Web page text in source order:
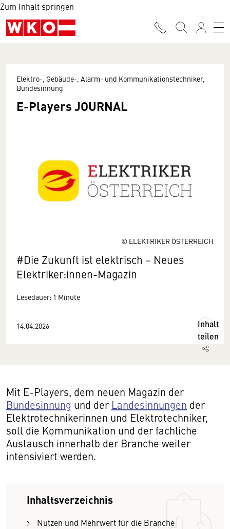
Zum Inhalt springen
© ELEKTRIKER ÖSTERREICH
Elektro-, Gebäude-, Alarm- und Kommunikationstechniker,
Bundesinnung
E-Players JOURNAL
#Die Zukunft ist elektrisch − Neues
Elektriker:innen-Magazin
Lesedauer: 1 Minute
14.04.2026
Inhalt
teilen
Mit E-Players, dem neuen Magazin der
Bundesinnung und der Landesinnungen der
Elektrotechnikerinnen und Elektrotechniker,
soll die Kommunikation und der fachliche
Austausch innerhalb der Branche weiter
intensiviert werden.
Inhaltsverzeichnis
Nutzen und Mehrwert für die Branche